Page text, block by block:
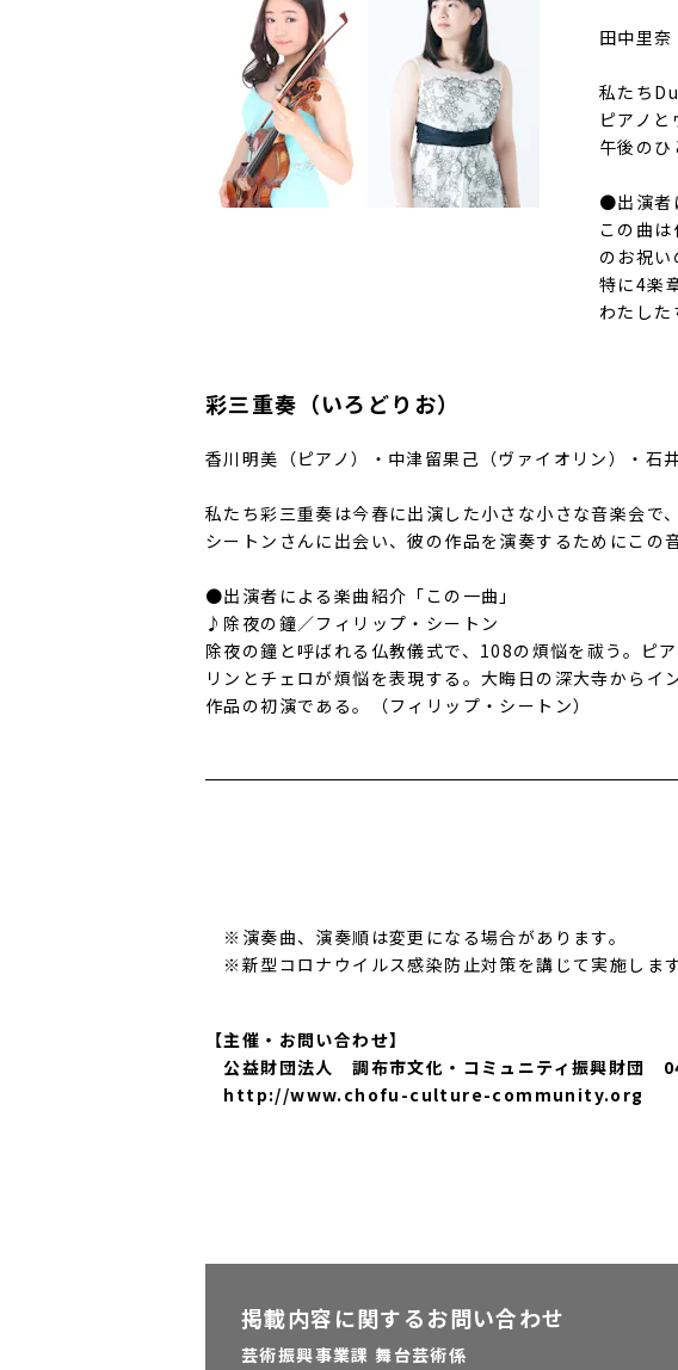
田中里奈
私たち
ピアノと
午後のひ
●出演者
この曲
のお祝い
特に4楽
わたした
彩三重奏（いろどりお）
香川明美（ピアノ）・中津留果己（ヴァイオリン）・石
私たち彩三重奏は今春に出演した小さな小さな音楽会で
シートンさんに出会い、彼の作品を演奏するためにこの
●出演者による楽曲紹介「この一曲」
♪除夜の鐘／フィリップ・シートン
除夜の鐘と呼ばれる仏教儀式で、108の煩悩を祓う。ピ
リンとチェロが煩悩を表現する。大晦日の深大寺からイ
作品の初演である。（フィリップ・シートン）
※演奏曲、演奏順は変更になる場合があります。
※新型コロナウイルス感染防止対策を講じて実施しま
【主催・お問い合わせ】
公益財団法人 調布市文化・コミュニティ振興財団
http://www.chofu-culture-community.org
掲載内容に関するお問い合わせ
芸術振興事業課 舞台芸術係